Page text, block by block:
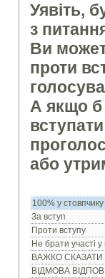
Уявіть,
з
Ви
проти
А якщо б
або
100% у стовпчику
За вступ
Проти вступу
Не брати участі у
ВАЖКО СКАЗАТИ
ВІДМОВА